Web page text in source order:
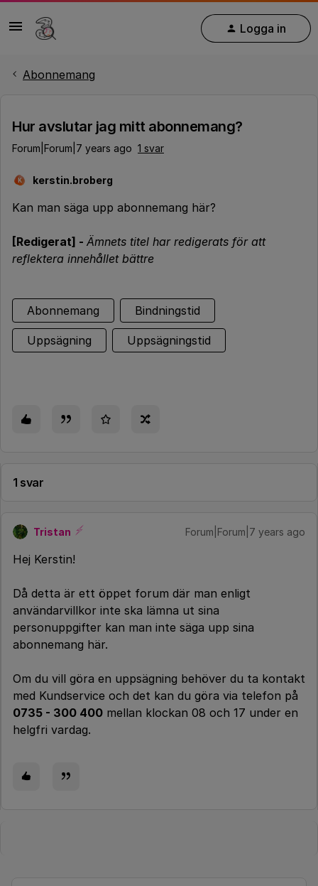
Logga in
Abonnemang
Hur avslutar jag mitt abonnemang?
Forum|Forum|7 years ago 1 svar
K kerstin.broberg
Kan man säga upp abonnemang här?
[Redigerat] - Ämnets titel har redigerats för att
reflektera innehållet bättre
Abonnemang Bindningstid
Uppsägning Uppsägningstid
1 svar
Tristan Forum|Forum|7 years ago
Hej Kerstin!
Då detta är ett öppet forum där man enligt
användarvillkor inte ska lämna ut sina
personuppgifter kan man inte säga upp sina
abonnemang här.
Om du vill göra en uppsägning behöver du ta kontakt
med Kundservice och det kan du göra via telefon på
0735 - 300 400 mellan klockan 08 och 17 under en
helgfri vardag.